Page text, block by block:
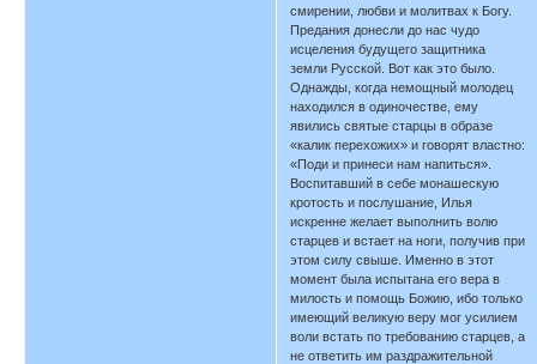
смирении, любви и молитвах к Богу.
Предания донесли до нас чудо
исцеления будущего защитника
земли Русской. Вот как это было.
Однажды, когда немощный молодец
находился в одиночестве, ему
явились святые старцы в образе
«калик перехожих» и говорят властно:
«Поди и принеси нам напиться».
Воспитавший в себе монашескую
кротость и послушание, Илья
искренне желает выполнить волю
старцев и встает на ноги, получив при
этом силу свыше. Именно в этот
момент была испытана его вера в
милость и помощь Божию, ибо только
имеющий великую веру мог усилием
воли встать по требованию старцев, а
не ответить им раздражительной